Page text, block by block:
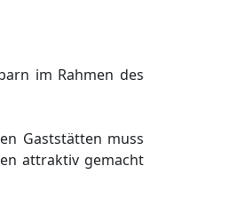
im Rahmen des
Gaststätten muss
attraktiv gemacht